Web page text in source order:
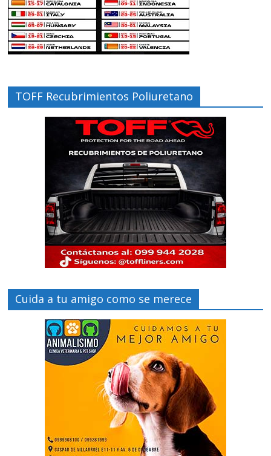
TOFF Recubrimientos Poliuretano
Cuida a tu amigo como se merece